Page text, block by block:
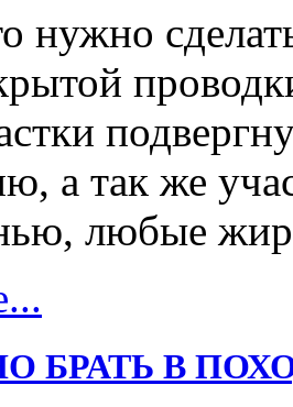
нужно
а так же
любые
БРАТЬ В